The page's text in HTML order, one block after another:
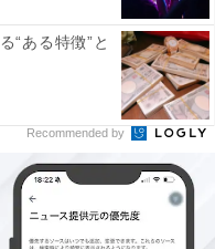
手が登場でしょう
の往路出場メンバー
となった浦野雄平選
2区希望のようで、も
“ある特徴”と
Recommended by